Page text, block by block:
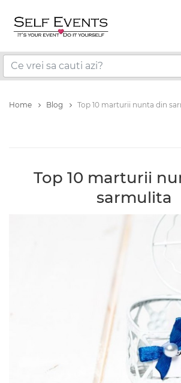
Home Blog Top 10 marturii nunta din
Top 10 marturii
sarmulita